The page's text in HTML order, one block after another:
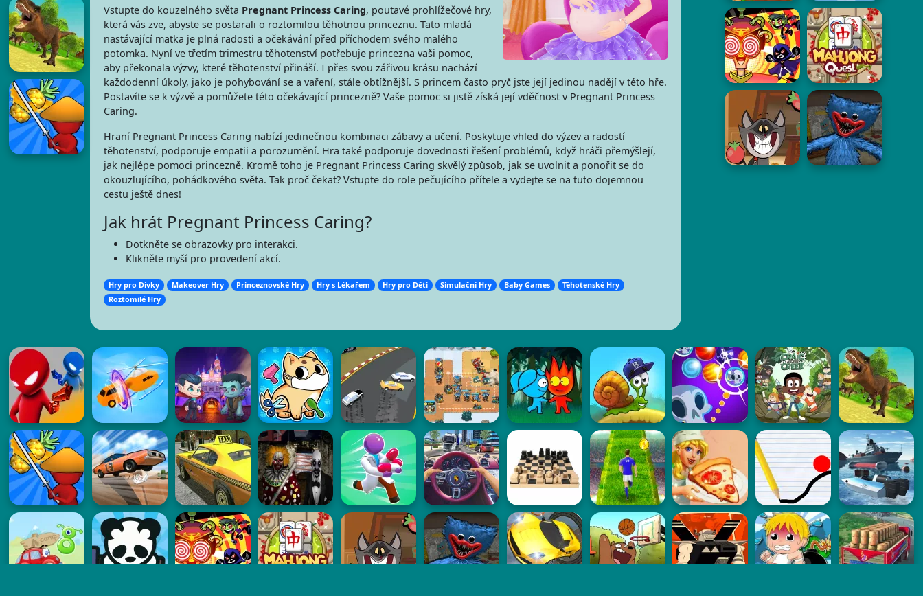
Vstupte do kouzelného světa Pregnant Princess Caring, poutavé prohlížečové hry,
která vás zve, abyste se postarali o roztomilou těhotnou princeznu. Tato mladá
nastávající matka je plná radosti a očekávání před příchodem svého malého
potomka. Nyní ve třetím trimestru těhotenství potřebuje princezna vaši pomoc,
aby překonala výzvy, které těhotenství přináší. I přes svou zářivou krásu nachází
každodenní úkoly, jako je pohybování se a vaření, stále obtížnější. S princem často pryč jste její jedinou nadějí v této hře.
Postavíte se k výzvě a pomůžete této očekávající princezně? Vaše pomoc si jistě získá její vděčnost v Pregnant Princess
Caring.
Hraní Pregnant Princess Caring nabízí jedinečnou kombinaci zábavy a učení. Poskytuje vhled do výzev a radostí
těhotenství, podporuje empatii a porozumění. Hra také podporuje dovednosti řešení problémů, když hráči přemýšlejí,
jak nejlépe pomoci princezně. Kromě toho je Pregnant Princess Caring skvělý způsob, jak se uvolnit a ponořit se do
okouzlujícího, pohádkového světa. Tak proč čekat? Vstupte do role pečujícího přítele a vydejte se na tuto dojemnou
cestu ještě dnes!
Jak hrát Pregnant Princess Caring?
Dotkněte se obrazovky pro interakci.
Klikněte myší pro provedení akcí.
Hry pro Dívky Makeover Hry Princeznovské Hry Hry s Lékařem Hry pro Děti Simulační Hry Baby Games
Těhotenské Hry
Roztomilé Hry